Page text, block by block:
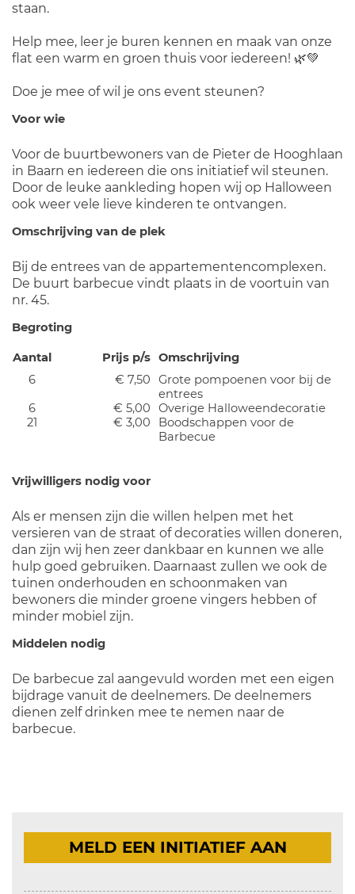
staan.
Help mee, leer je buren kennen en maak van onze
flat een warm en groen thuis voor iedereen! 🌿💚
Doe je mee of wil je ons event steunen?
Voor wie
Voor de buurtbewoners van de Pieter de Hooghlaan
in Baarn en iedereen die ons initiatief wil steunen.
Door de leuke aankleding hopen wij op Halloween
ook weer vele lieve kinderen te ontvangen.
Omschrijving van de plek
Bij de entrees van de appartementencomplexen.
De buurt barbecue vindt plaats in de voortuin van
nr. 45.
Begroting
Aantal Prijs p/s Omschrijving
6
€ 7,50
Grote pompoenen voor bij de
entrees
6
€ 5,00
Overige Halloweendecoratie
21
€ 3,00
Boodschappen voor de
Barbecue
Vrijwilligers nodig voor
Als er mensen zijn die willen helpen met het
versieren van de straat of decoraties willen doneren,
dan zijn wij hen zeer dankbaar en kunnen we alle
hulp goed gebruiken. Daarnaast zullen we ook de
tuinen onderhouden en schoonmaken van
bewoners die minder groene vingers hebben of
minder mobiel zijn.
Middelen nodig
De barbecue zal aangevuld worden met een eigen
bijdrage vanuit de deelnemers. De deelnemers
dienen zelf drinken mee te nemen naar de
barbecue.
MELD EEN INITIATIEF AAN